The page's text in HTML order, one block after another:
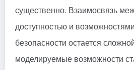
существенно. Взаимосвязь
доступностью и
безопасности остается
моделируемые возможности